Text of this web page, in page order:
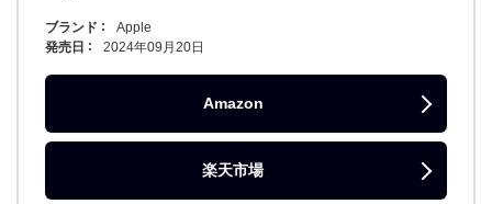
ブランド
Apple
発売日
2024年09月20日
Amazon
楽天市場